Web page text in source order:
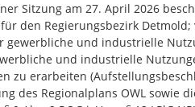
Sitzung am 27. April 2026
den Regierungsbezirk Detmold;
gewerbliche und industrielle
und industrielle
zu erarbeiten
des Regionalplans OWL sowie